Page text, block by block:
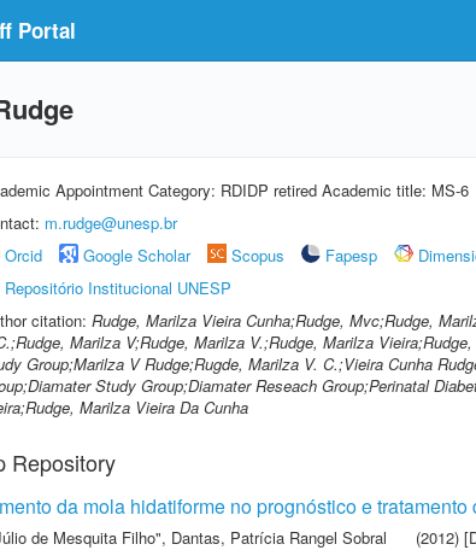
Portal
Appointment Category: RDIDP retired Academic title: MS-6
m.rudge@unesp.br
Orcid
Google Scholar Scopus Fapesp
Repositório Institucional UNESP
citation: Rudge, Marilza Vieira Cunha;Rudge, Mvc;Rudge,
Marilza V;Rudge, Marilza V.;Rudge, Marilza
Group;Marilza V Rudge;Rugde, Marilza V. C.;Vieira Cunha
Study Group;Diamater Reseach Group;Perinatal
Marilza Vieira Da Cunha
Repository
da mola hidatiforme no prognóstico e
de Mesquita Filho", Dantas, Patrícia Rangel Sobral (2012)